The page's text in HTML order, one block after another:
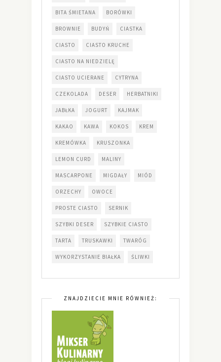
BITA ŚMIETANA BORÓWKI
BROWNIE BUDYŃ CIASTKA
CIASTO CIASTO KRUCHE
CIASTO NA NIEDZIELĘ
CIASTO UCIERANE CYTRYNA
CZEKOLADA DESER HERBATNIKI
JABŁKA JOGURT KAJMAK
KAKAO KAWA KOKOS KREM
KREMÓWKA KRUSZONKA
LEMON CURD MALINY
MASCARPONE MIGDAŁY MIÓD
ORZECHY OWOCE
PROSTE CIASTO SERNIK
SZYBKI DESER SZYBKIE CIASTO
TARTA TRUSKAWKI TWARÓG
WYKORZYSTANIE BIAŁKA ŚLIWKI
ZNAJDZIECIE MNIE RÓWNIEŻ: